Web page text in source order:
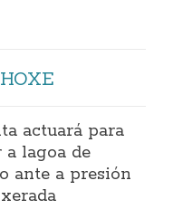
actuará para
a lagoa de
ante a presión